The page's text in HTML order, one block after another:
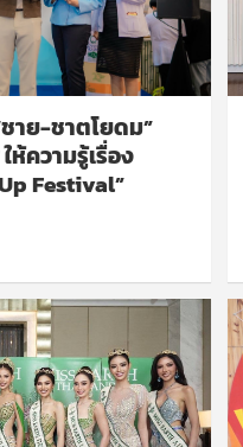
าย-ชาตโยดม”
ความรู้เรื่อง
Festival”